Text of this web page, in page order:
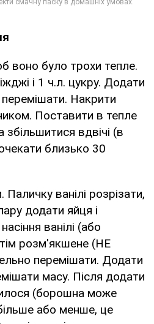
воно було трохи тепле.
і 1 ч.л. цукру. Додати
Накрити
Поставити в тепле
вдвічі (в
близько 30
ванілі розрізати,
додати яйця і
ванілі (або
розм'якшене (НЕ
перемішати. Додати
масу. Після додати
(борошна може
або менше, це